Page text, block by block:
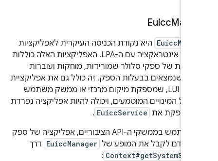
Euicc
היא נקודת הכניסה העיקרית לאפליקציות
כדי ליצור אינטראקציה עם ה-LPA. האפליקציות האלה כוללות
של ספקי סלולר שמורידות, מוחקות ועוברות
שנמצאים בבעלות הספק. זה כולל גם את אפליקציית
המערכת LUI, שמספקת מיקום מרכזי או ממשק משתמש
המינויים המוטמעים, ויכולה להיות אפליקציה נפרדת
שמספקת את EuiccService
.
כדי להשתמש בממשקי ה-API הציבוריים, אפליקציה של ספק
קודם לקבל את המופע של EuiccManager דרך
: